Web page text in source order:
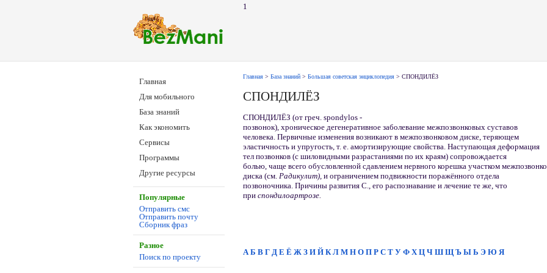
1
Главная
Для мобильного
База знаний
Как экономить
Сервисы
Программы
Другие ресурсы
Популярные
Отправить смс
Отправить почту
Сборник фраз
Разное
Поиск по проекту
Главная > База знаний > Большая советская энциклопедия > СПОНДИЛЁЗ
СПОНДИЛЁЗ
СПОНДИЛЁЗ (от греч. spondylos -
позвонок), хроническое дегенеративное заболевание межпозвонковых суставов
человека. Первичные изменения возникают в межпозвонковом диске, теряющем
эластичность и упругость, т. е. амортизирующие свойства. Наступающая деформация
тел позвонков (с шиловидными разрастаниями по их краям) сопровождается
болью, чаще всего обусловленной сдавлением нервного корешка участком
диска (см. Радикулит), и ограничением подвижности поражённого отдела
позвоночника. Причины развития С., его распознавание и лечение те же, что
при спондилоартрозе.
А Б В Г Д Е Ё Ж З И Й К Л М Н О П Р С Т У Ф Х Ц Ч Ш Щ Ъ Ы Ь Э Ю Я